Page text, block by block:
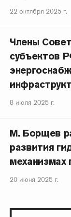
22 октября 2025 г.
Члены
субъектов
8 июля 2025 г.
М. Борщев
развития
20 июня 2025 г.